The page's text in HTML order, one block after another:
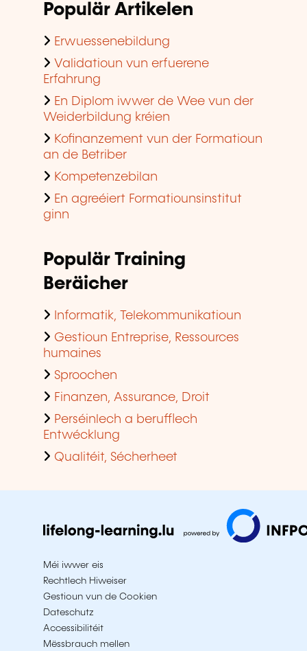
Populär Artikelen
Erwuessenebildung
Validatioun vun erfuerene
Erfahrung
En Diplom iwwer de Wee vun der
Weiderbildung kréien
Kofinanzement vun der Formatioun
an de Betriber
Kompetenzebilan
En agreéiert Formatiounsinstitut
ginn
Populär Training
Beräicher
Informatik, Telekommunikatioun
Gestioun Entreprise, Ressources
humaines
Sproochen
Finanzen, Assurance, Droit
Perséinlech a berufflech
Entwécklung
Qualitéit, Sécherheet
Méi iwwer eis
Rechtlech Hiweiser
Gestioun vun de Cookien
Dateschutz
Accessibilitéit
Mëssbrauch mellen